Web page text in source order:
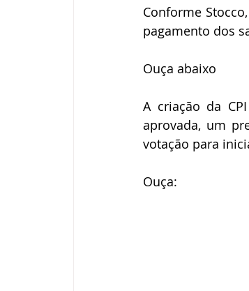
Conforme
pagamento dos
Ouça abaixo
A criação da
aprovada, um
votação para
Ouça: